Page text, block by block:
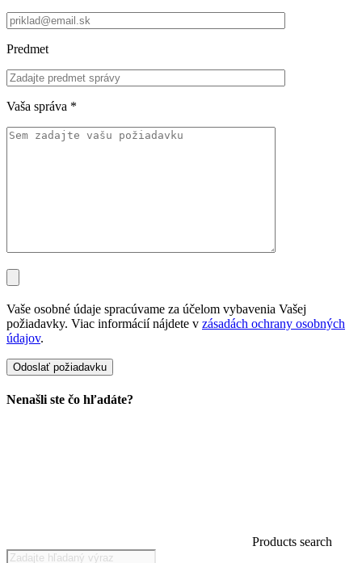
Predmet
Vaša správa *
Vaše osobné údaje spracúvame za účelom vybavenia Vašej
požiadavky. Viac informácií nájdete v zásadách ochrany osobných
údajov.
Nenašli ste čo hľadáte?
Products search